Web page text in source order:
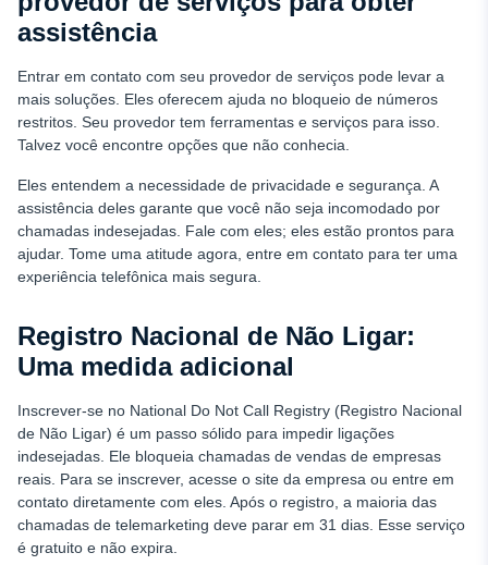
assistência
Entrar em contato com seu provedor de serviços pode levar a
mais soluções. Eles oferecem ajuda no bloqueio de números
restritos. Seu provedor tem ferramentas e serviços para isso.
Talvez você encontre opções que não conhecia.
Eles entendem a necessidade de privacidade e segurança. A
assistência deles garante que você não seja incomodado por
chamadas indesejadas. Fale com eles; eles estão prontos para
ajudar. Tome uma atitude agora, entre em contato para ter uma
experiência telefônica mais segura.
Registro Nacional de Não Ligar:
Uma medida adicional
Inscrever-se no National Do Not Call Registry (Registro Nacional
de Não Ligar) é um passo sólido para impedir ligações
indesejadas. Ele bloqueia chamadas de vendas de empresas
reais. Para se inscrever, acesse o site da empresa ou entre em
contato diretamente com eles. Após o registro, a maioria das
chamadas de telemarketing deve parar em 31 dias. Esse serviço
é gratuito e não expira.